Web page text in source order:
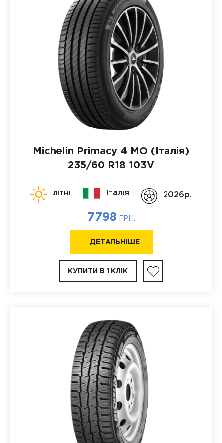
Michelin Primacy 4 MO (Італія)
235/60 R18 103V
літні Італія 2026p.
7798 ГРН.
ДЕТАЛЬНІШЕ
КУПИТИ В 1 КЛІК